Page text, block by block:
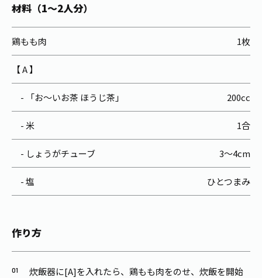
材料（1～2人分）
鶏もも肉 1枚
【 A 】
- 「お～いお茶 ほうじ茶」 200cc
- 米 1合
- しょうがチューブ 3～4cm
- 塩 ひとつまみ
作り方
炊飯器に[A]を入れたら、鶏もも肉をのせ、炊飯を開始